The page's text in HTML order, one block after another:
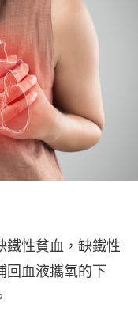
鐵性貧血，缺鐵性
回血液攜氧的下